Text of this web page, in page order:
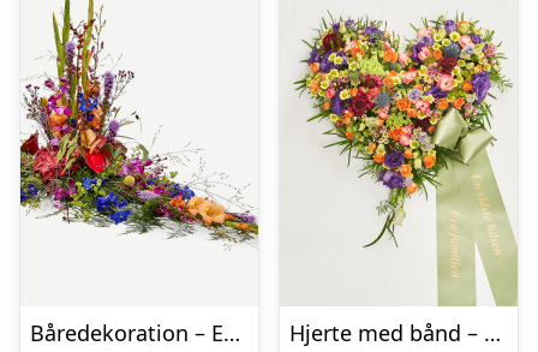
Båredekoration – Et farverigt farvel
Hjerte med bånd – Floristens kreative valg